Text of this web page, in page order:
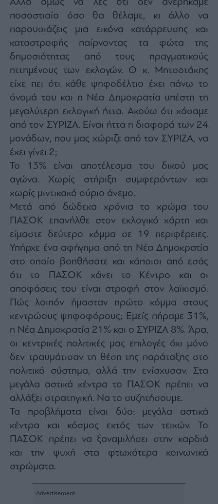
Άλλο όμως να λες ότι δεν ανεβήκαμε
ποσοστιαία όσο θα θέλαμε, κι άλλο να
παρουσιάζεις μια εικόνα κατάρρευσης και
καταστροφής παίρνοντας τα φώτα της
δημοσιότητας από τους πραγματικούς
ηττημένους των εκλογών. Ο κ. Μητσοτάκης
είχε πει ότι κάθε ψηφοδέλτιο έχει πάνω το
όνομά του και η Νέα Δημοκρατία υπέστη τη
μεγαλύτερη εκλογική ήττα. Ακούω ότι χάσαμε
από τον ΣΥΡΙΖΑ. Είναι ήττα η διαφορά των 24
μονάδων, που μας χώριζε από τον ΣΥΡΙΖΑ, να
έχει γίνει 2;
Το 13% είναι αποτέλεσμα του δικού μας
αγώνα. Χωρίς στήριξη συμφερόντων και
χωρίς μιντικακό ούριο άνεμο.
Μετά από δώδεκα χρόνια το χρώμα του
ΠΑΣΟΚ επανήλθε στον εκλογικό χάρτη και
είμαστε δεύτερο κόμμα σε 19 περιφέρειες.
Υπήρχε ένα αφήγημα από τη Νέα Δημοκρατία
στο οποίο βοηθήσατε και κάποιοι από εσάς
ότι το ΠΑΣΟΚ χάνει το Κέντρο και οι
αποφάσεις του είναι στροφή στον λαϊκισμό.
Πώς λοιπόν ήμασταν πρώτο κόμμα στους
κεντρώους ψηφοφόρους; Εμείς πήραμε 31%,
η Νέα Δημοκρατία 21% και ο ΣΥΡΙΖΑ 8%. Άρα,
οι κεντρικές πολιτικές μας επιλογές όχι μόνο
δεν τραυμάτισαν τη θέση της παράταξης στο
πολιτικό σύστημα, αλλά την ενίσχυσαν. Στα
μεγάλα αστικά κέντρα το ΠΑΣΟΚ πρέπει να
αλλάξει στρατηγική. Να το συζητήσουμε.
Τα προβλήματα είναι δύο: μεγάλα αστικά
κέντρα και κόσμος εκτός των τειχών. Το
ΠΑΣΟΚ πρέπει να ξαναμιλήσει στην καρδιά
και την ψυχή στα φτωχότερα κοινωνικά
στρώματα.